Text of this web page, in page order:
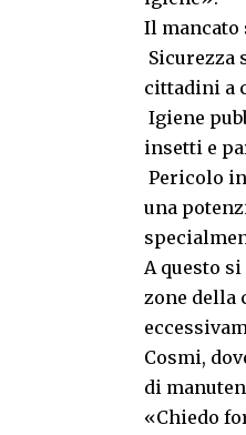
Il mancato
Sicurezza
cittadini a
Igiene
insetti e
Pericolo
una
A questo
zone della
Cosmi,
di
«Chiedo